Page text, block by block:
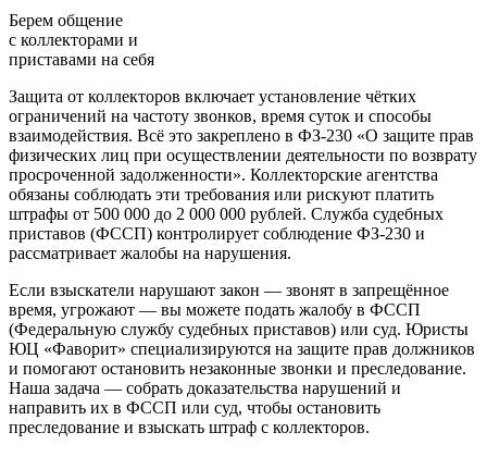
Берем общение
с коллекторами и
приставами на себя
Защита от коллекторов включает установление чётких
ограничений на частоту звонков, время суток и способы
взаимодействия. Всё это закреплено в ФЗ-230 «О защите прав
физических лиц при осуществлении деятельности по возврату
просроченной задолженности». Коллекторские агентства
обязаны соблюдать эти требования или рискуют платить
штрафы от 500 000 до 2 000 000 рублей. Служба судебных
приставов (ФССП) контролирует соблюдение ФЗ-230 и
рассматривает жалобы на нарушения.
Если взыскатели нарушают закон — звонят в запрещённое
время, угрожают — вы можете подать жалобу в ФССП
(Федеральную службу судебных приставов) или суд. Юристы
ЮЦ «Фаворит» специализируются на защите прав должников
и помогают остановить незаконные звонки и преследование.
Наша задача — собрать доказательства нарушений и
направить их в ФССП или суд, чтобы остановить
преследование и взыскать штраф с коллекторов.